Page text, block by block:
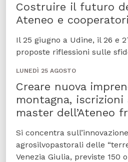
Costruire il futuro
Ateneo e
Il 25 giugno a Udine, il 26 e
proposte riflessioni sulle
LUNEDÌ 25 AGOSTO
Creare nuova
montagna, iscrizioni
master dell’Ateneo
Si concentra
agrosilvopastorali delle
Venezia Giulia, previste 150